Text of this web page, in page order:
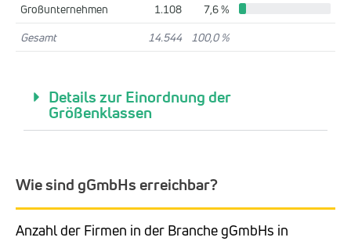
Großunternehmen
1.108
7,6 %
Gesamt
14.544 100,0 %
Details zur Einordnung der
Größenklassen
Wie sind gGmbHs erreichbar?
Anzahl der Firmen in der Branche gGmbHs in